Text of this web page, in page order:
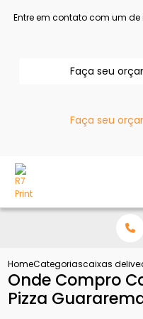
Entre em contato com um
Faça seu
Faça seu
HomeCategoriascaixas
Onde Compro
Pizza